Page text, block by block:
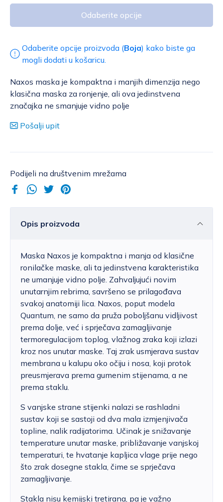
Odaberite opcije
Odaberite opcije proizvoda (Boja) kako biste ga
mogli dodati u košaricu.
Naxos maska je kompaktna i manjih dimenzija nego
klasična maska za ronjenje, ali ova jedinstvena
značajka ne smanjuje vidno polje
Pošalji upit
Podijeli na društvenim mrežama
Opis proizvoda
Maska Naxos je kompaktna i manja od klasične
ronilačke maske, ali ta jedinstvena karakteristika
ne umanjuje vidno polje. Zahvaljujući novim
unutarnjim rebrima, savršeno se prilagođava
svakoj anatomiji lica. Naxos, poput modela
Quantum, ne samo da pruža poboljšanu vidljivost
prema dolje, već i sprječava zamagljivanje
termoregulacijom toplog, vlažnog zraka koji izlazi
kroz nos unutar maske. Taj zrak usmjerava sustav
membrana u kalupu oko očiju i nosa, koji protok
preusmjerava prema gumenim stijenama, a ne
prema staklu.
S vanjske strane stijenki nalazi se rashladni
sustav koji se sastoji od dva mala izmjenjivača
topline, nalik radijatorima. Učinak je snižavanje
temperature unutar maske, približavanje vanjskoj
temperaturi, te hvatanje kapljica vlage prije nego
što zrak dosegne stakla, čime se sprječava
zamagljivanje.
Stakla nisu kemijski tretirana, pa je važno